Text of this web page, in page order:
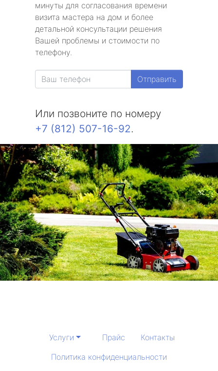
минуты для согласования времени
визита мастера на дом и более
детальной консультации решения
Вашей проблемы и стоимости по
телефону.
Отправить
Или позвоните по номеру
+7 (812) 507-16-92.
Услуги Прайс
Контакты
Политика конфиденциальности